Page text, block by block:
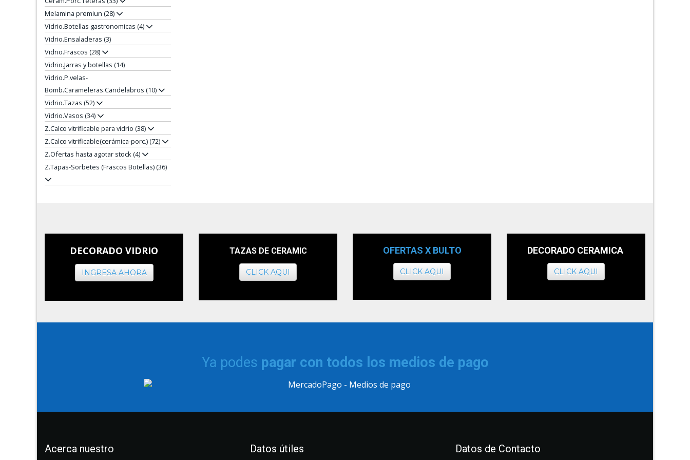
Melamina premiun (28)
Vidrio.Botellas gastronomicas (4)
Vidrio.Ensaladeras (3)
Vidrio.Frascos (28)
Vidrio.Jarras y botellas (14)
Vidrio.P.velas-
Bomb.Carameleras.Candelabros (10)
Vidrio.Tazas (52)
Vidrio.Vasos (34)
Z.Calco vitrificable para vidrio (38)
Z.Calco vitrificable(cerámica-porc.) (72)
Z.Ofertas hasta agotar stock (4)
Z.Tapas-Sorbetes (Frascos Botellas) (36)
DECORADO VIDRIO
INGRESA AHORA
TAZAS DE CERAMIC
CLICK AQUI
OFERTAS X BULTO
CLICK AQUI
DECORADO CERAMICA
CLICK AQUI
Ya podes pagar con todos los medios de pago
Acerca nuestro Datos útiles Datos de Contacto